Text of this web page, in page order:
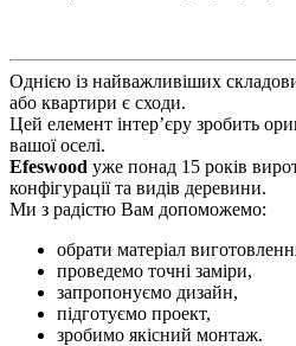
Однією із найважливіших
або квартири є сходи.
Цей елемент інтер’єру зробить
вашої оселі.
Efeswood уже понад 15 років
конфігурації та видів деревини.
Ми з радістю Вам допоможемо:
обрати матеріал
проведемо точні заміри,
запропонуємо дизайн,
підготуємо проект,
зробимо якісний монтаж.